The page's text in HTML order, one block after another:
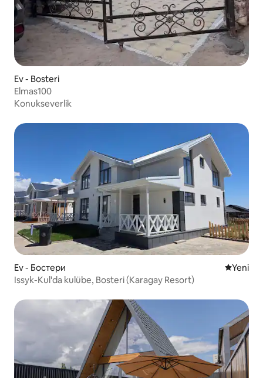
Ev - Bosteri
Elmas100
Konukseverlik
Ev - Бостери Yeni
Yeni
Issyk-Kul'da kulübe, Bosteri (Karagay Resort)